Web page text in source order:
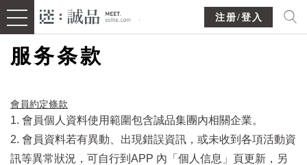
注册/登入
服务条款
會員約定條款​
1. 會員個人資料使用範圍包含誠品集團內相關企業。
2. 會員資料若有異動、出現錯誤資訊，或未收到各項活動資
訊等異常狀況，可自行到APP 內「個人信息」頁更新，另